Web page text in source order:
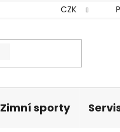
CZK
Zimní sporty